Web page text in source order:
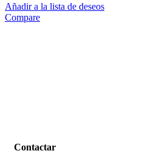
Añadir a la lista de deseos
Compare
Contactar